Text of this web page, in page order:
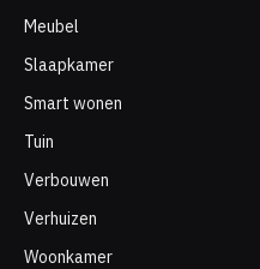
Meubel
Slaapkamer
Smart wonen
Tuin
Verbouwen
Verhuizen
Woonkamer